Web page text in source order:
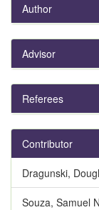
Author
Advisor
Referees
Contributor
Dragunski,
Souza, Samuel